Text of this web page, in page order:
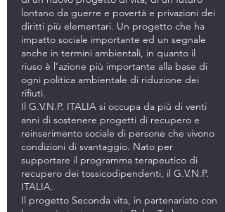
lontano da guerre e povertà e privazioni dei
diritti più elementari. Un progetto che ha
impatto sociale importante ed un segnale
anche in termini ambientali, in quanto il
riuso è l’azione più importante alla base di
ogni politica ambientale di riduzione dei
rifiuti.
Il G.V.N.P. ITALIA si occupa da più di venti
anni di sostenere progetti di recupero e
reinserimento sociale di persone che vivono
condizioni di svantaggio. Nato per
supportare il programma terapeutico di
recupero dei tossicodipendenti, il G.V.N.P.
ITALIA.
Il progetto Seconda vita, in partenariato con